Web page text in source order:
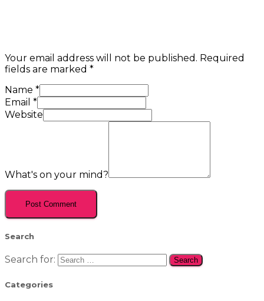
Your email address will not be published. Required
fields are marked *
Name *
Email *
Website
What's on your mind?
Search
Search for:
Categories